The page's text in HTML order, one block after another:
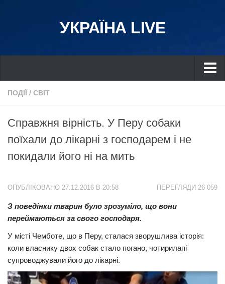
УКРАЇНА LIVE
Україна
Дніпро
Львів
Івано-Франківськ
Донбас
Одеса
Прикарпаття
Економіка
Політика
ПОДІЇ / СВІТ
Справжня вірність. У Перу собаки
поїхали до лікарні з господарем і не
покидали його ні на мить
ПЕРЕГЛЯДИ 26 059
ОПУБЛІКОВАНО 27.12.2016 В 20:58
З поведінки тварин було зрозуміло, що вони
переймаються за свого господаря.
У місті Чемботе, що в Перу, сталася зворушлива історія:
коли власнику двох собак стало погано, чотирилапі
супроводжували його до лікарні.